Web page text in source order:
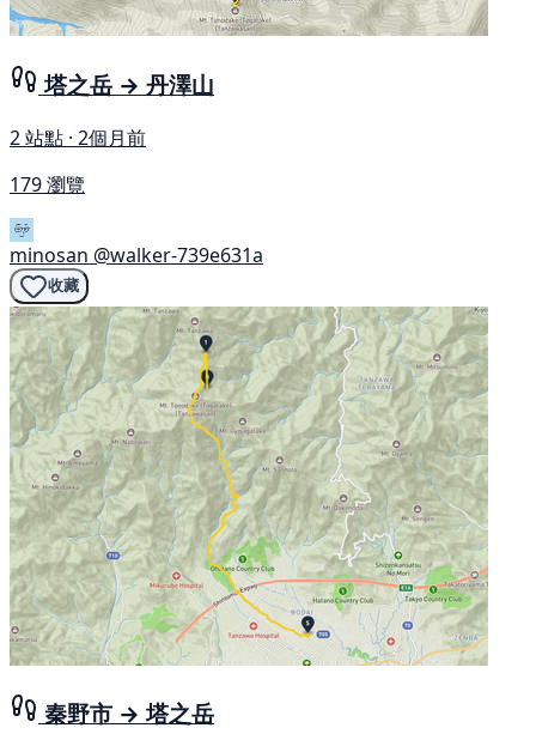
塔之岳 → 丹澤山
2 站點 · 2個月前
179 瀏覽
minosan @walker-739e631a
收藏
秦野市 → 塔之岳